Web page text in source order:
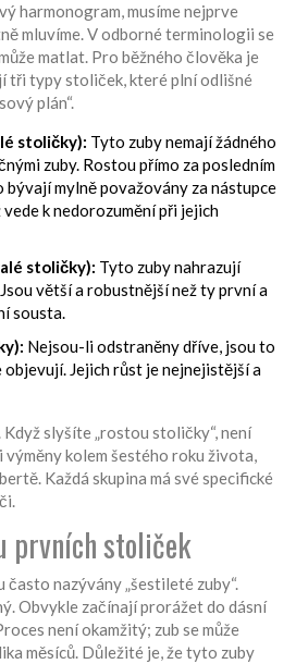
harmonogram, musíme nejprve
mluvíme. V odborné terminologii se
matlat. Pro běžného člověka je
tři typy stoliček, které plní odlišné
plán“.
stoličky): Tyto zuby nemají žádného
zuby. Rostou přímo za posledním
bývají mylně považovány za nástupce
k nedorozumění při jejich
stoličky): Tyto zuby nahrazují
větší a robustnější než ty první a
sousta.
Nejsou-li odstraněny dříve, jsou to
objevují. Jejich růst je nejnejistější a
slyšíte „rostou stoličky“, není
výměny kolem šestého roku života,
Každá skupina má své specifické
prvních stoliček
nazývány „šestileté zuby“.
Obvykle začínají prorážet do dásní
není okamžitý; zub se může
měsíců. Důležité je, že tyto zuby